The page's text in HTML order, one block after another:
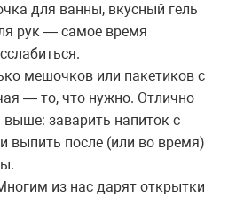
для ванны, вкусный гель
рук — самое время
мешочков или пакетиков с
— то, что нужно. Отлично
выше: заварить напиток с
выпить после (или во время)
из нас дарят открытки